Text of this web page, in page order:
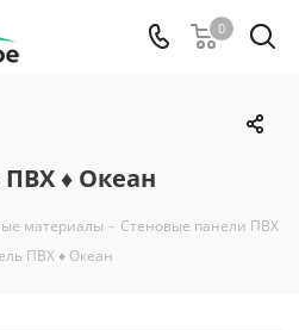
0
♦ Океан
материалы - Стеновые панели ПВХ
ПВХ ♦ Океан